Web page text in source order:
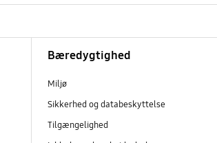
Bæredygtighed
Miljø
Sikkerhed og databeskyttelse
Tilgængelighed